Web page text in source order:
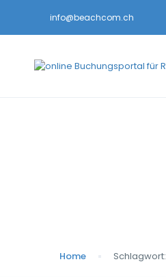
info@beachcom.ch
Home Schlagwort: